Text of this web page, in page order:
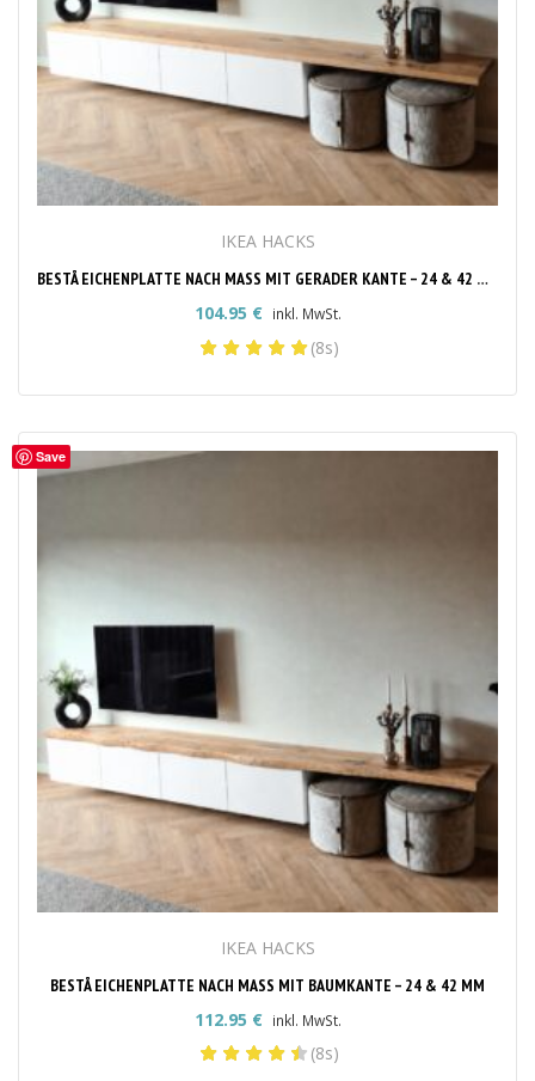
IKEA HACKS
BESTÅ EICHENPLATTE NACH MASS MIT GERADER KANTE – 24 & 42 MM
104.95 € inkl. MwSt.
(8s)
Save
IKEA HACKS
BESTÅ EICHENPLATTE NACH MASS MIT BAUMKANTE – 24 & 42 MM
112.95 € inkl. MwSt.
(8s)